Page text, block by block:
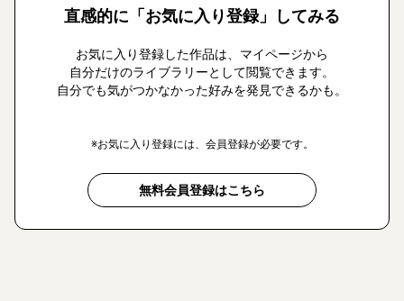
直感的に「お気に入り登録」してみる
お気に入り登録した作品は、マイページから
自分だけのライブラリーとして閲覧できます。
自分でも気がつかなかった好みを発見できるかも。
※お気に入り登録には、会員登録が必要です。
無料会員登録はこちら